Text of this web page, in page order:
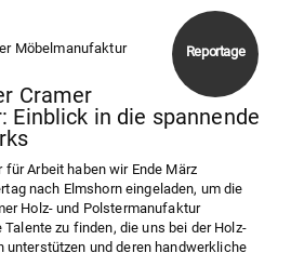
Cramer
Einblick in die spannende
Arbeit haben wir Ende März
nach Elmshorn eingeladen, um die
Holz- und Polstermanufaktur
zu finden, die uns bei der Holz-
unterstützen und deren handwerkliche